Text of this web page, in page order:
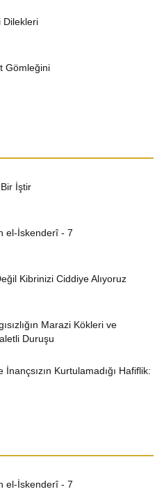
Dilekleri
Gömleğini
İştir
el-İskenderî - 7
Kibrinizi Ciddiye Alıyoruz
Marazi Kökleri ve
Duruşu
İnançsızın Kurtulamadığı Hafiflik:
el-İskenderî - 7